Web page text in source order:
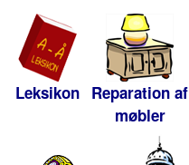
Leksikon Reparation af
møbler